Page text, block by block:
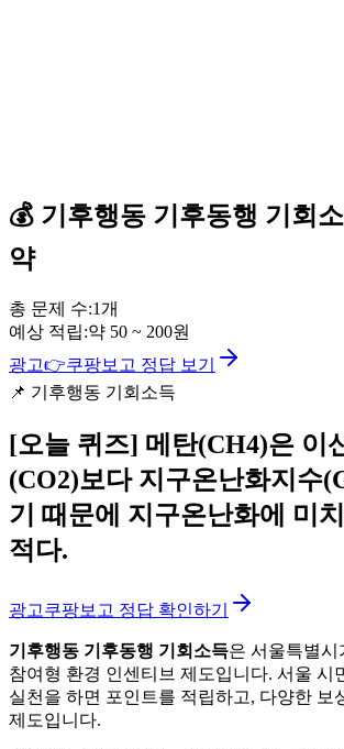
💰 기후행동 기후동행 기회
약
총 문제 수:1개
예상 적립:약 50 ~ 200원
광고👉쿠팡보고 정답 보기
📌 기후행동 기회소득
[오늘 퀴즈] 메탄(CH4)은 이
(CO2)보다 지구온난화지수
기 때문에 지구온난화에 미
적다.
광고쿠팡보고 정답 확인하기
기후행동 기후동행 기회소득은 서울특별시
참여형 환경 인센티브 제도입니다. 서울 시
실천을 하면 포인트를 적립하고, 다양한 보
제도입니다.